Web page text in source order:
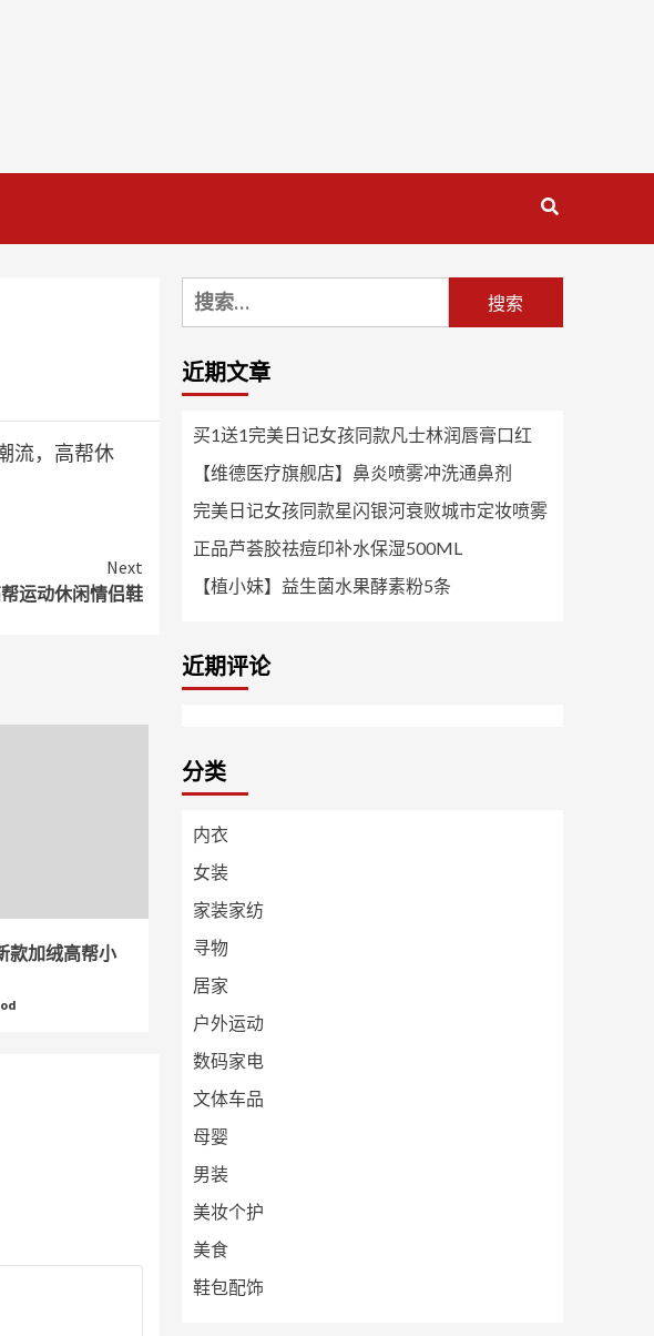
流，高帮休
Next
运动休闲情侣鞋
款加绒高帮小
搜
索：
近期文章
买1送1完美日记女孩同款凡士林润唇膏口红
【维德医疗旗舰店】鼻炎喷雾冲洗通鼻剂
完美日记女孩同款星闪银河衰败城市定妆喷雾
正品芦荟胶祛痘印补水保湿500ML
【植小妹】益生菌水果酵素粉5条
近期评论
分类
内衣
女装
家装家纺
寻物
居家
户外运动
数码家电
文体车品
母婴
男装
美妆个护
美食
鞋包配饰